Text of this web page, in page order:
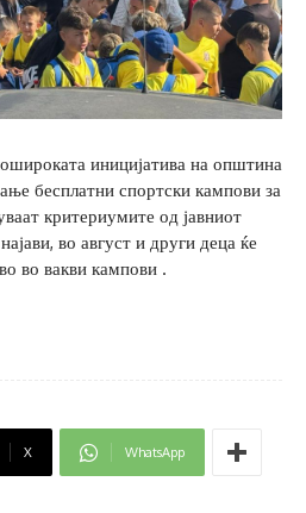
иницијатива на општина
бесплатни спортски кампови за
критериумите од јавниот
во август и други деца ќе
во вакви кампови .
X WhatsApp